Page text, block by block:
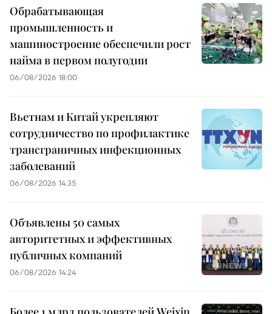
Обрабатывающая
промышленность и
машиностроение обеспечили рост
найма в первом полугодии
06/08/2026 18:00
Вьетнам и Китай укрепляют
сотрудничество по профилактике
трансграничных инфекционных
заболеваний
06/08/2026 14:35
Объявлены 50 самых
авторитетных и эффективных
публичных компаний
06/08/2026 14:24